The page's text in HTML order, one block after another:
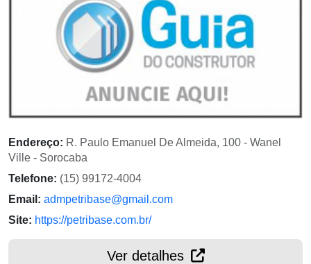
Endereço: R. Paulo Emanuel De Almeida, 100 - Wanel
Ville - Sorocaba
Telefone: (15) 99172-4004
Email: admpetribase@gmail.com
Site: https://petribase.com.br/
Ver detalhes